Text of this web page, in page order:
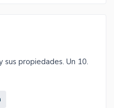
propiedades. Un 10.